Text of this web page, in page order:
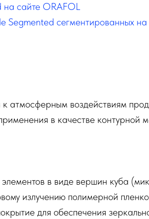
на сайте ORAFOL
сегментированных на
атмосферным воздействиям
в качестве контурной
в виде вершин куба
излучению полимерной
для обеспечения